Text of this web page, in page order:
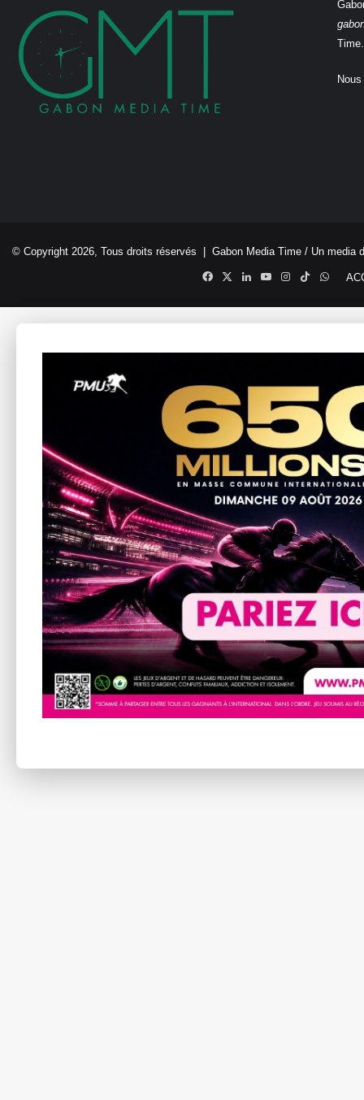
Time.
© Copyright 2026, Tous droits réservés | Gabon Media Time / Un media
Facebook
X LinkedinYouTubeInstagram
TikTok